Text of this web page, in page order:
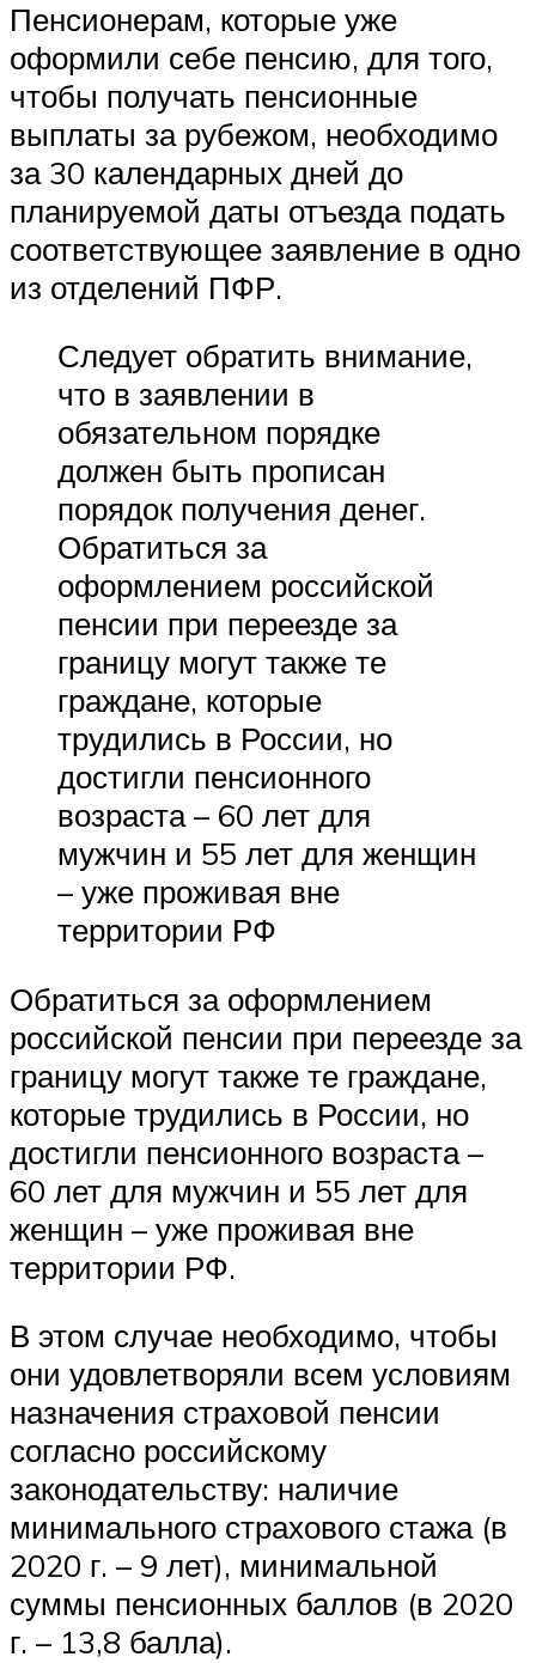
Пенсионерам, которые уже
оформили себе пенсию, для того,
чтобы получать пенсионные
выплаты за рубежом, необходимо
за 30 календарных дней до
планируемой даты отъезда подать
соответствующее заявление в одно
из отделений ПФР.
Следует обратить внимание,
что в заявлении в
обязательном порядке
должен быть прописан
порядок получения денег.
Обратиться за
оформлением российской
пенсии при переезде за
границу могут также те
граждане, которые
трудились в России, но
достигли пенсионного
возраста – 60 лет для
мужчин и 55 лет для женщин
– уже проживая вне
территории РФ
Обратиться за оформлением
российской пенсии при переезде за
границу могут также те граждане,
которые трудились в России, но
достигли пенсионного возраста –
60 лет для мужчин и 55 лет для
женщин – уже проживая вне
территории РФ.
В этом случае необходимо, чтобы
они удовлетворяли всем условиям
назначения страховой пенсии
согласно российскому
законодательству: наличие
минимального страхового стажа (в
2020 г. – 9 лет), минимальной
суммы пенсионных баллов (в 2020
г. – 13,8 балла).